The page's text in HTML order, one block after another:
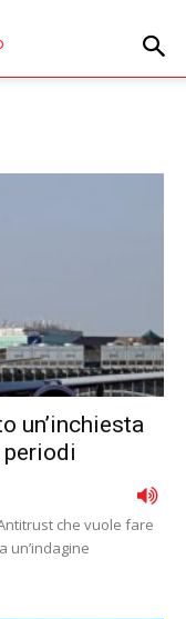
un’inchiesta
che vuole fare
un’indagine